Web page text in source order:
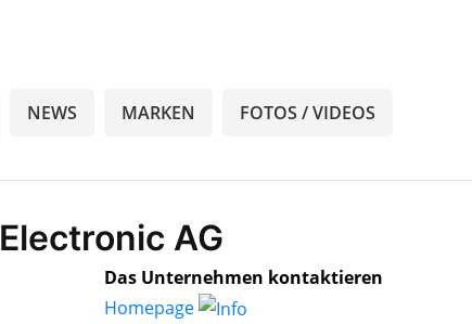
NEWS MARKEN FOTOS / VIDEOS
AG
Das Unternehmen kontaktieren
Homepage